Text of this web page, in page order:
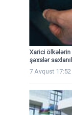
Xarici
şəxslər
7 Avqust 17:52